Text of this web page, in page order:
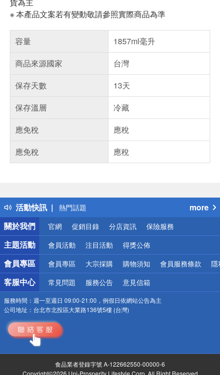
※ 本產品文案若有變動敬請參照實際商品為準
容量
1857ml毫升
商品來源國家
台灣
保存天數
13天
保存溫層
冷藏
應免稅
應稅
應免稅
應稅
活動快訊
得獎公告
熱門話題
銀行優惠
偏遠地區配送
詐騙網頁！請小心！
more
關於我們
官網 促銷目錄 分店資訊 保險服務
主題活動 會員活動 注目活動 得獎公佈
會員專區 會員專區 大宗採購 購物須知 會員服務條款 隱
客服中心 常見問題 服務公告 意見信箱
服務時間： 週一至週日 09:00-21:00，例假日依網站公告為主
公司地址： 台北市北投區大業路136號5樓 (台灣)
食品業者登錄字號 A-122662550-00000-6
Copyright©2026 Uni-Prosperity Lifestyle Corp. All Right Reserved